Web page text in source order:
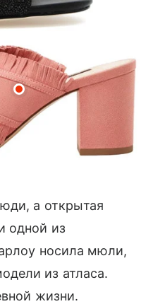
а открытая
одной из
носила мюли,
из атласа.
жизни.